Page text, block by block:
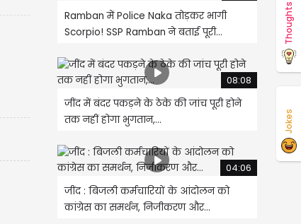
Ramban में Police Naka तोड़कर भागी
Scorpio! SSP Ramban ने बताई पूरी...
08:08
जींद में बंदर पकड़ने के ठेके की जांच पूरी होने
तक नहीं होगा भुगतान,...
04:06
जींद : बिजली कर्मचारियों के आंदोलन को
कांग्रेस का समर्थन, निजीकरण और...
Thoughts
Jokes